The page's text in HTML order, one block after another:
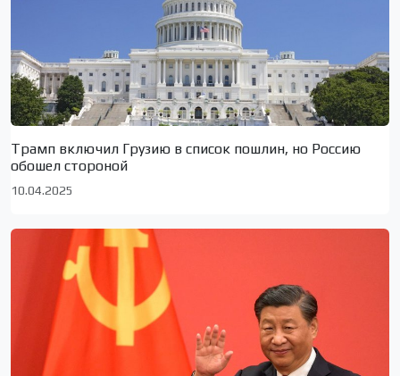
Трамп включил Грузию в список пошлин, но Россию
обошел стороной
10.04.2025